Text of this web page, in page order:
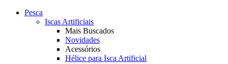
Pesca
Iscas Artificiais
Mais Buscados
Novidades
Acessórios
Hélice para Isca Artificial